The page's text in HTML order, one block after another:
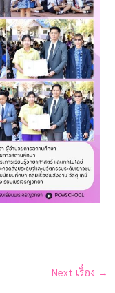
Next เรื่อง →